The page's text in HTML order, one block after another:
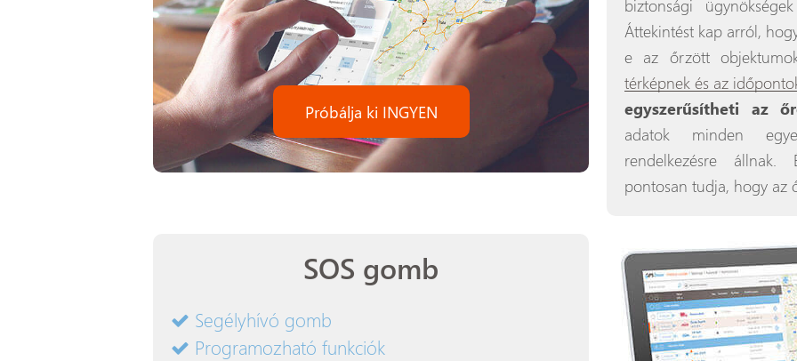
Próbálja ki INGYEN
biztonsági
Áttekintést kap arról,
e az őrzött
térképnek és az
egyszerűsítheti az
adatok minden
rendelkezésre
pontosan tudja, hogy az
SOS gomb
Segélyhívó gomb
Programozható funkciók